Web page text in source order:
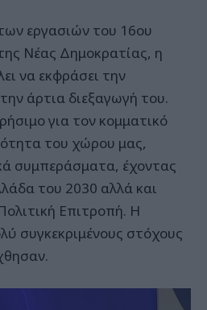
εργασιών του 16ου
Νέας Δημοκρατίας, η
να εκφράσει την
άρτια διεξαγωγή του.
για τον κομματικό
του χώρου μας,
συμπεράσματα, έχοντας
του 2030 αλλά και
Επιτροπή. Η
συγκεκριμένους στόχους